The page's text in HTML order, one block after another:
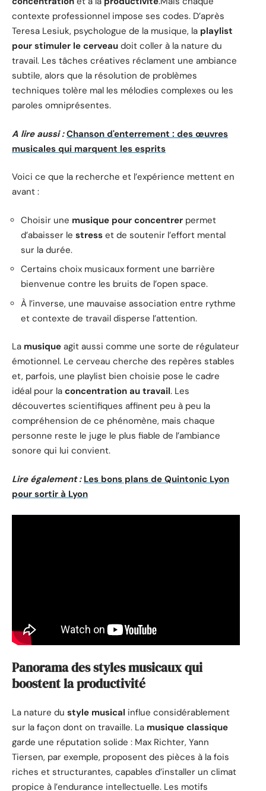
contexte professionnel impose ses codes. D’après
Teresa Lesiuk, psychologue de la musique, la playlist
pour stimuler le cerveau doit coller à la nature du
travail. Les tâches créatives réclament une ambiance
subtile, alors que la résolution de problèmes
techniques tolère mal les mélodies complexes ou les
paroles omniprésentes.
A lire aussi : Chanson d'enterrement : des œuvres
musicales qui marquent les esprits
Voici ce que la recherche et l’expérience mettent en
avant :
Choisir une musique pour concentrer permet
d’abaisser le stress et de soutenir l’effort mental
sur la durée.
Certains choix musicaux forment une barrière
bienvenue contre les bruits de l’open space.
À l’inverse, une mauvaise association entre rythme
et contexte de travail disperse l’attention.
La musique agit aussi comme une sorte de régulateur
émotionnel. Le cerveau cherche des repères stables
et, parfois, une playlist bien choisie pose le cadre
idéal pour la concentration au travail. Les
découvertes scientifiques affinent peu à peu la
compréhension de ce phénomène, mais chaque
personne reste le juge le plus fiable de l’ambiance
sonore qui lui convient.
Lire également : Les bons plans de Quintonic Lyon
pour sortir à Lyon
Panorama des styles musicaux qui
boostent la productivité
La nature du style musical influe considérablement
sur la façon dont on travaille. La musique classique
garde une réputation solide : Max Richter, Yann
Tiersen, par exemple, proposent des pièces à la fois
riches et structurantes, capables d’installer un climat
propice à l’endurance intellectuelle. Les motifs